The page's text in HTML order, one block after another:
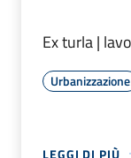
Ex turla |
Urbanizzazione
LEGGI DI PIÙ